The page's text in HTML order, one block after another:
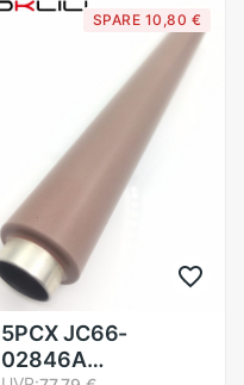
2130 2132 2135
2242 MFC7240
SPARE 10,80 €
5PCX JC66-
02846A